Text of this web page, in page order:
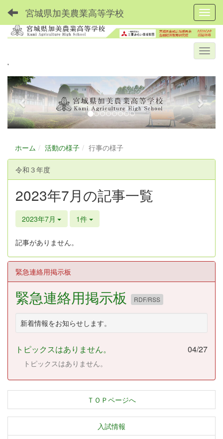
宮城県加美農業高等学校
'
p
r
e
v
o
u
s
n
e
x
t
ホーム 活動の様子 行事の様子
令和３年度
2023年7月の記事一覧
2023年7月 1件
記事がありません。
緊急連絡用掲示板
緊急連絡用掲示板 RDF/RSS
新着情報をお知らせします。
トピックスはありません。 04/27
トピックスはありません。
ＴＯＰページへ
入試情報